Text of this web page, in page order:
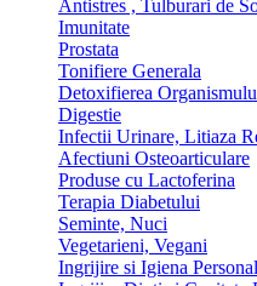
Antistres , Tulburari de
Imunitate
Prostata
Tonifiere Generala
Detoxifierea
Digestie
Infectii Urinare, Litiaza
Afectiuni Osteoarticulare
Produse cu Lactoferina
Terapia Diabetului
Seminte, Nuci
Vegetarieni, Vegani
Ingrijire si Igiena